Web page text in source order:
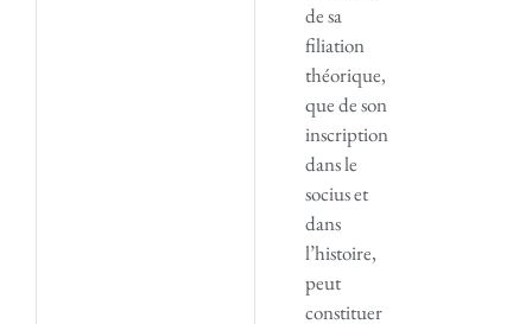
de sa
filiation
théorique,
que de son
inscription
dans le
socius et
dans
l’histoire,
peut
constituer